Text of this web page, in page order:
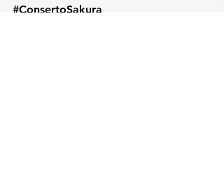
#ConsertoSakura